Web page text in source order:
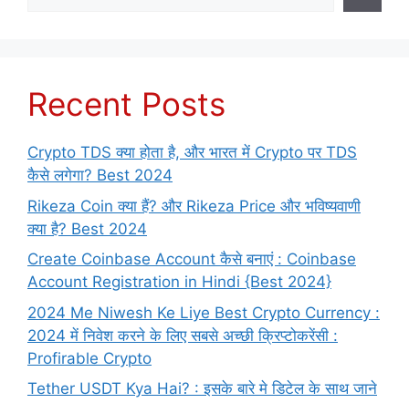
Recent Posts
Crypto TDS क्या होता है, और भारत में Crypto पर TDS
कैसे लगेगा? Best 2024
Rikeza Coin क्या हैं? और Rikeza Price और भविष्यवाणी
क्या है? Best 2024
Create Coinbase Account कैसे बनाएं : Coinbase
Account Registration in Hindi {Best 2024}
2024 Me Niwesh Ke Liye Best Crypto Currency :
2024 में निवेश करने के लिए सबसे अच्छी क्रिप्टोकरेंसी :
Profirable Crypto
Tether USDT Kya Hai? : इसके बारे मे डिटेल के साथ जाने